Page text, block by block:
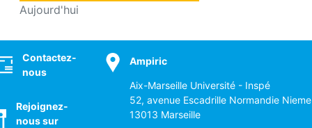
Aujourd'hui
Contactez-
nous
Rejoignez-
nous sur
Ampiric
Aix-Marseille Université - Inspé
52, avenue Escadrille Normandie
13013 Marseille